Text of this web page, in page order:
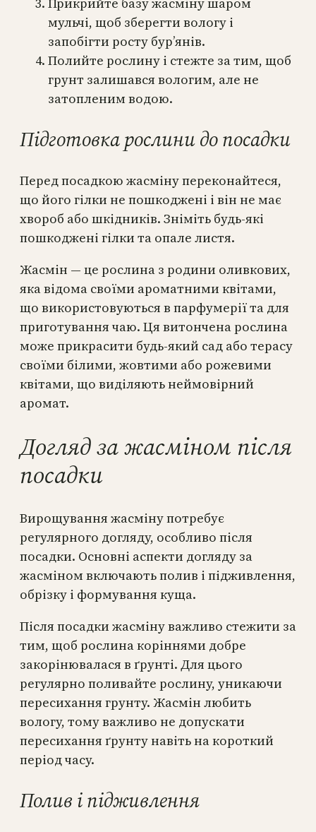
мульчі, щоб зберегти вологу і
запобігти росту бур’янів.
Полийте рослину і стежте за тим, щоб
грунт залишався вологим, але не
затопленим водою.
Підготовка рослини до посадки
Перед посадкою жасміну переконайтеся,
що його гілки не пошкоджені і він не має
хвороб або шкідників. Зніміть будь-які
пошкоджені гілки та опале листя.
Жасмін — це рослина з родини оливкових,
яка відома своїми ароматними квітами,
що використовуються в парфумерії та для
приготування чаю. Ця витончена рослина
може прикрасити будь-який сад або терасу
своїми білими, жовтими або рожевими
квітами, що виділяють неймовірний
аромат.
Догляд за жасміном після
посадки
Вирощування жасміну потребує
регулярного догляду, особливо після
посадки. Основні аспекти догляду за
жасміном включають полив і підживлення,
обрізку і формування куща.
Після посадки жасміну важливо стежити за
тим, щоб рослина коріннями добре
закорінювалася в ґрунті. Для цього
регулярно поливайте рослину, уникаючи
пересихання грунту. Жасмін любить
вологу, тому важливо не допускати
пересихання ґрунту навіть на короткий
період часу.
Полив і підживлення